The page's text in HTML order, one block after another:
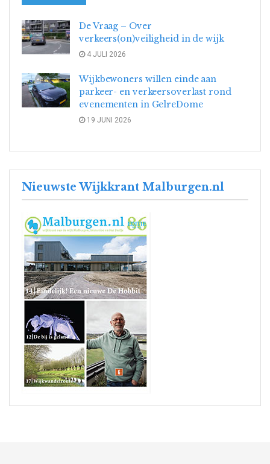
De Vraag – Over
verkeers(on)veiligheid in de wijk
4 JULI 2026
Wijkbewoners willen einde aan
parkeer- en verkeersoverlast rond
evenementen in GelreDome
19 JUNI 2026
Nieuwste Wijkkrant Malburgen.nl